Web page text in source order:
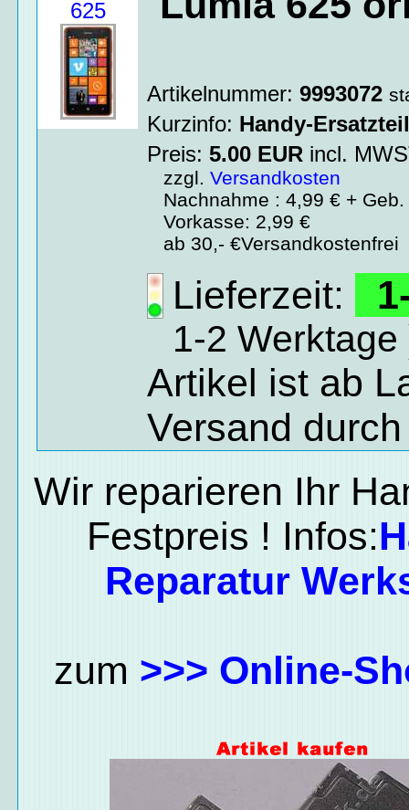
625
Artikelnummer:9993072
Kurzinfo: Handy-
Preis:5.00 EUR incl.
zzgl.Versandkosten
Nachnahme : 4,99 € + Geb.
Vorkasse: 2,99 €
ab 30,- €Versandkostenfrei
Lieferzeit:
1-2 Werktage
Artikel ist ab
Versand
Wir reparieren Ihr
Festpreis ! Infos:
Reparatur
zum >>> Online-